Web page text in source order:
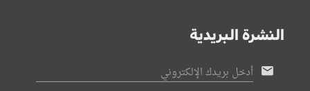
النشرة البريدية
أدخل بريدك الإلكتروني